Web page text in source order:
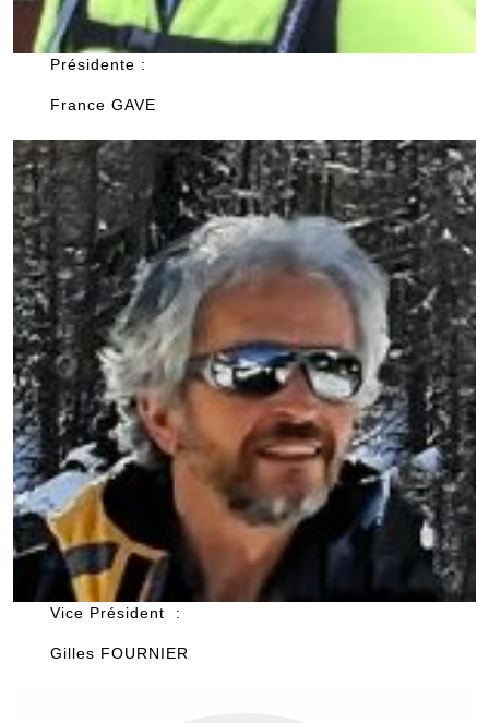
Présidente :
France GAVE
Vice Président :
Gilles FOURNIER